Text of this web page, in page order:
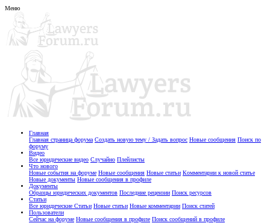
Меню
Главная
Главная страница форума Создать новую тему / Задать вопрос Новые сообщения Поиск по
форуму
Видео
Все юридические видео Случайно Плейлисты
Что нового
Новые события на форуме Новые сообщения Новые статьи Комментарии к новой статье
Новые документы Новые сообщения в профиле
Документы
Образцы юридических документов Последние рецензии Поиск ресурсов
Статьи
Все юридические Статьи Новые статьи Новые комментарии Поиск статей
Пользователи
Сейчас на форуме Новые сообщения в профиле Поиск сообщений в профиле